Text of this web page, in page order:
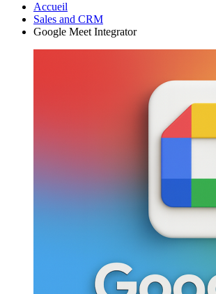
Accueil
Sales and CRM
Google Meet Integrator